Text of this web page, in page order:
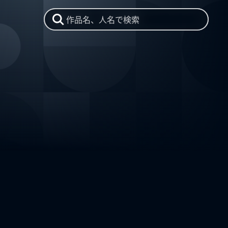
作品名、人名で検索